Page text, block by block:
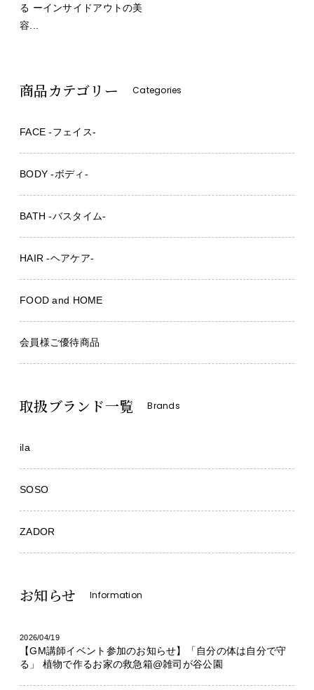
る ーインサイドアウトの美
容...
商品カテゴリー Categories
FACE -フェイス-
BODY -ボディ-
BATH -バスタイム-
HAIR -ヘアケア-
FOOD and HOME
会員様ご優待商品
取扱ブランド一覧 Brands
ila
SOSO
ZADOR
お知らせ Information
2026/04/19
【GM講師イベント参加のお知らせ】「自分の体は自分で守
る」 植物で作るお家の救急箱@雑司が谷公園